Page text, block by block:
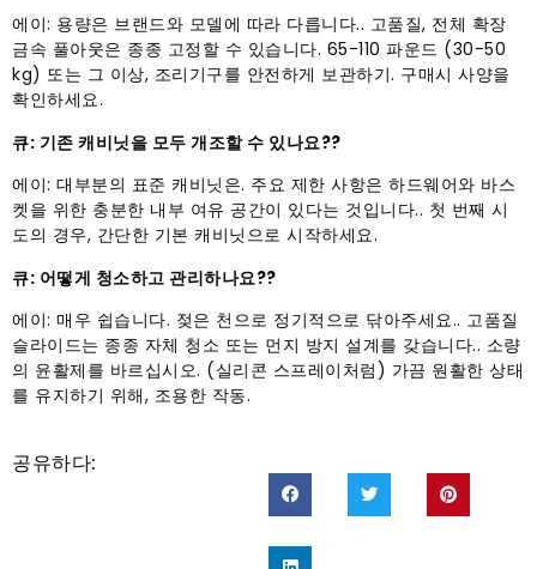
에이: 용량은 브랜드와 모델에 따라 다릅니다.. 고품질, 전체 확장
금속 풀아웃은 종종 고정할 수 있습니다. 65-110 파운드 (30-50
kg) 또는 그 이상, 조리기구를 안전하게 보관하기. 구매시 사양을
확인하세요.
큐: 기존 캐비닛을 모두 개조할 수 있나요??
에이: 대부분의 표준 캐비닛은. 주요 제한 사항은 하드웨어와 바스
켓을 위한 충분한 내부 여유 공간이 있다는 것입니다.. 첫 번째 시
도의 경우, 간단한 기본 캐비닛으로 시작하세요.
큐: 어떻게 청소하고 관리하나요??
에이: 매우 쉽습니다. 젖은 천으로 정기적으로 닦아주세요.. 고품질
슬라이드는 종종 자체 청소 또는 먼지 방지 설계를 갖습니다.. 소량
의 윤활제를 바르십시오. (실리콘 스프레이처럼) 가끔 원활한 상태
를 유지하기 위해, 조용한 작동.
공유하다: